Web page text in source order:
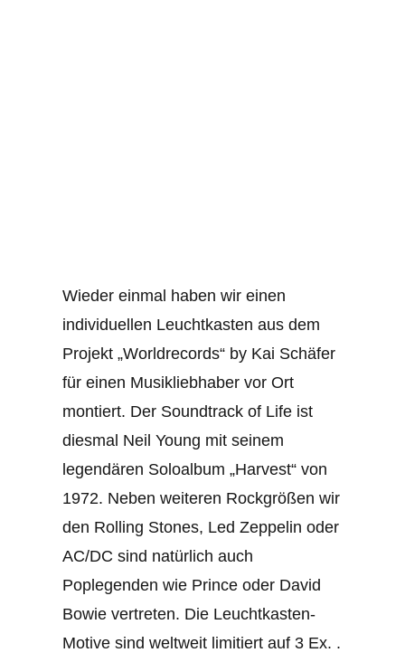
Wieder einmal haben wir einen
individuellen Leuchtkasten aus dem
Projekt „Worldrecords“ by Kai Schäfer
für einen Musikliebhaber vor Ort
montiert. Der Soundtrack of Life ist
diesmal Neil Young mit seinem
legendären Soloalbum „Harvest“ von
1972. Neben weiteren Rockgrößen wir
den Rolling Stones, Led Zeppelin oder
AC/DC sind natürlich auch
Poplegenden wie Prince oder David
Bowie vertreten. Die Leuchtkasten-
Motive sind weltweit limitiert auf 3 Ex. .